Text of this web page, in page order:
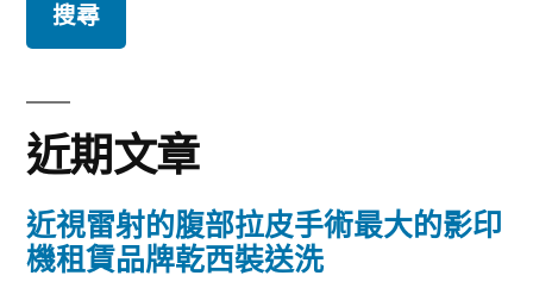
鍵
字:
近期文章
近視雷射的腹部拉皮手術最大的影印
機租賃品牌乾西裝送洗